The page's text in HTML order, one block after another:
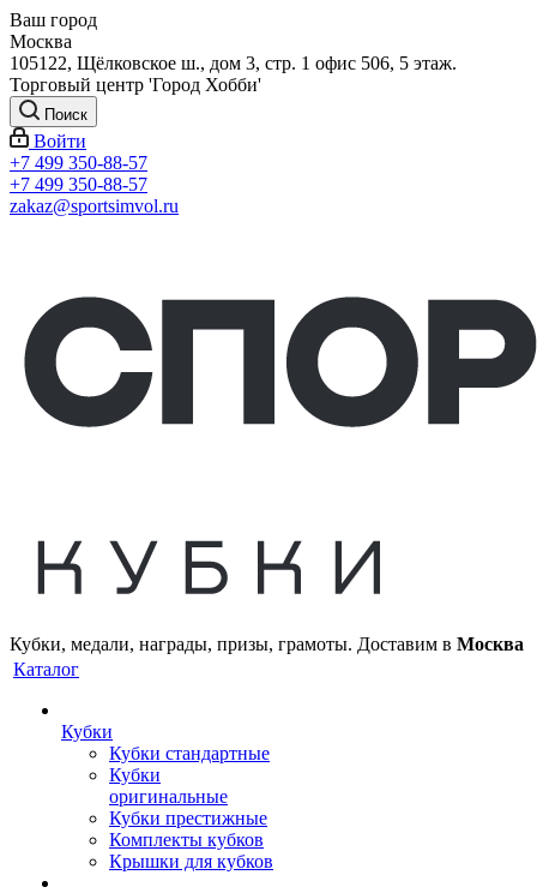
Ваш город
Москва
105122, Щёлковское ш., дом 3, стр. 1 офис 506, 5 этаж.
Торговый центр 'Город Хобби'
Поиск
Войти
+7 499 350-88-57
+7 499 350-88-57
zakaz@sportsimvol.ru
Кубки, медали, награды, призы, грамоты. Доставим в Москва
Каталог
Кубки
Кубки стандартные
Кубки
оригинальные
Кубки престижные
Комплекты кубков
Крышки для кубков